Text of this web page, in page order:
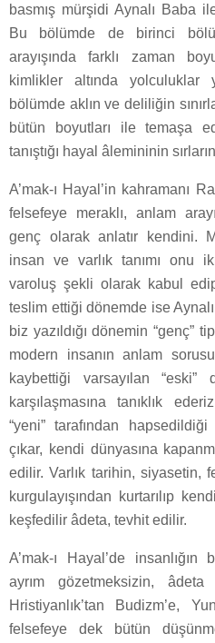
basmış mürşidi Aynalı Baba
Bu bölümde de birinci
arayışında farklı zaman
kimlikler altında yolculuklar
bölümde aklın ve deliliğin
bütün boyutları ile temaşa
tanıştığı hayal âlemininin
A’mak-ı Hayal’in kahramanı
felsefeye meraklı, anlam
genç olarak anlatır kendini.
insan ve varlık tanımı onu
varoluş şekli olarak kabul
teslim ettiği dönemde ise
biz yazıldığı dönemin “genç”
modern insanın anlam
kaybettiği varsayılan “eski”
karşılaşmasına tanıklık
“yeni” tarafından
çıkar, kendi dünyasına
edilir. Varlık tarihin, siyasetin,
kurgulayışından kurtarılıp
keşfedilir âdeta, tevhit edilir.
A’mak-ı Hayal’de
ayrım gözetmeksizin,
Hristiyanlık’tan Budizm’e,
felsefeye dek bütün